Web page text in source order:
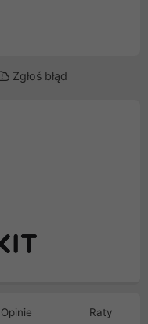
Zgłoś błąd
Opinie Raty